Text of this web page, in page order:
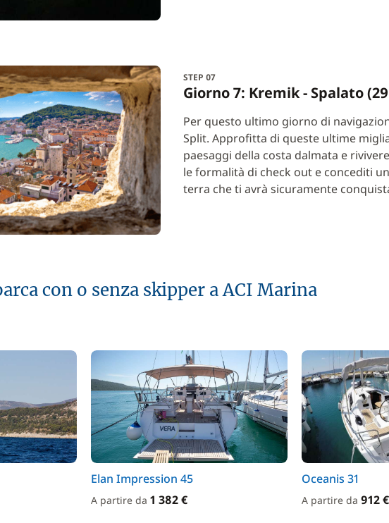
STEP 07
Giorno 7: Kremik - Spalato
Per questo ultimo giorno di
Split. Approfitta di queste ultime
paesaggi della costa dalmata e
le formalità di check out e concediti
terra che ti avrà sicuramente
con o senza skipper a ACI Marina
Elan Impression 45
A partire da 1 382 €
Oceanis 31
A partire da 912 €